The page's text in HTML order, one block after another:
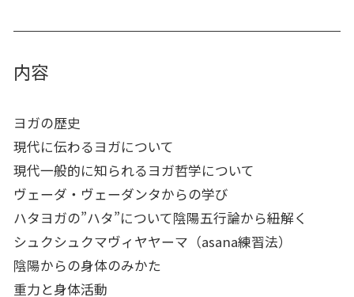
内容
ヨガの歴史
現代に伝わるヨガについて
現代一般的に知られるヨガ哲学について
ヴェーダ・ヴェーダンタからの学び
ハタヨガの”ハタ”について陰陽五行論から紐解く
シュクシュクマヴィヤヤーマ（asana練習法）
陰陽からの身体のみかた
重力と身体活動